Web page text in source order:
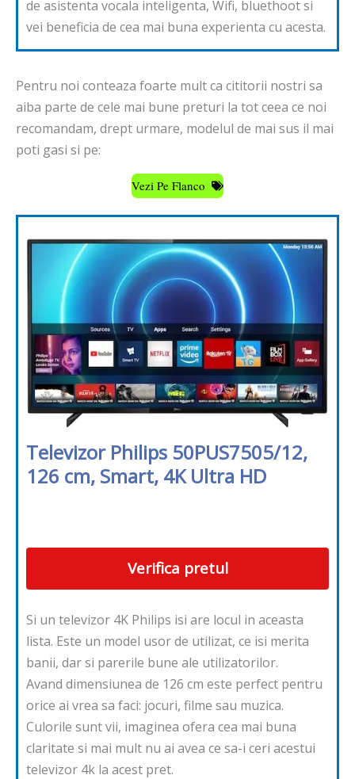
de asistenta vocala inteligenta, Wifi, bluethoot si
vei beneficia de cea mai buna experienta cu acesta.
Pentru noi conteaza foarte mult ca cititorii nostri sa
aiba parte de cele mai bune preturi la tot ceea ce noi
recomandam, drept urmare, modelul de mai sus il mai
poti gasi si pe:
Vezi Pe Flanco
Televizor Philips 50PUS7505/12,
126 cm, Smart, 4K Ultra HD
Verifica pretul
Si un televizor 4K Philips isi are locul in aceasta
lista. Este un model usor de utilizat, ce isi merita
banii, dar si parerile bune ale utilizatorilor.
Avand dimensiunea de 126 cm este perfect pentru
orice ai vrea sa faci: jocuri, filme sau muzica.
Culorile sunt vii, imaginea ofera cea mai buna
claritate si mai mult nu ai avea ce sa-i ceri acestui
televizor 4k la acest pret.